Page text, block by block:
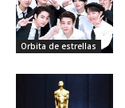
Orbita de estrellas